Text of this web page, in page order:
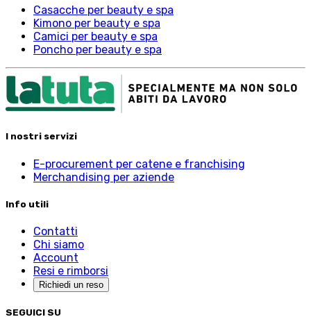
Casacche per beauty e spa
Kimono per beauty e spa
Camici per beauty e spa
Poncho per beauty e spa
I nostri servizi
E-procurement per catene e franchising
Merchandising per aziende
Info utili
Contatti
Chi siamo
Account
Resi e rimborsi
Richiedi un reso
SEGUICI SU